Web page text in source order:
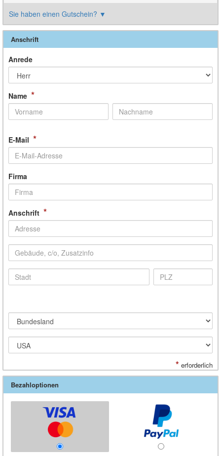
Sie haben einen Gutschein? ▼
Anschrift
Anrede
Name *
E-Mail *
Firma
Anschrift *
* erforderlich
Bezahloptionen